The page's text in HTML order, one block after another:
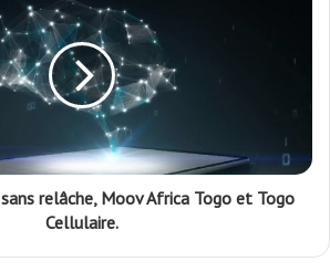
sans relâche, Moov Africa Togo et Togo
Cellulaire.